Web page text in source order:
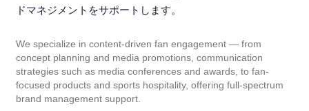
ドマネジメントをサポートします。
We specialize in content-driven fan engagement — from
concept planning and media promotions, communication
strategies such as media conferences and awards, to fan-
focused products and sports hospitality, offering full-spectrum
brand management support.